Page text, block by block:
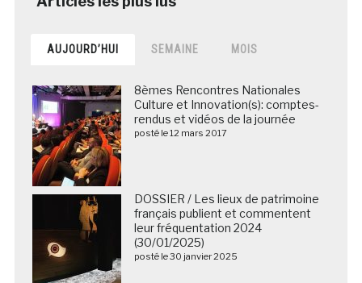
AUJOURD’HUI SEMAINE MOIS
8èmes Rencontres Nationales
Culture et Innovation(s): comptes-
rendus et vidéos de la journée
posté le 12 mars 2017
DOSSIER / Les lieux de patrimoine
français publient et commentent
leur fréquentation 2024
(30/01/2025)
posté le 30 janvier 2025